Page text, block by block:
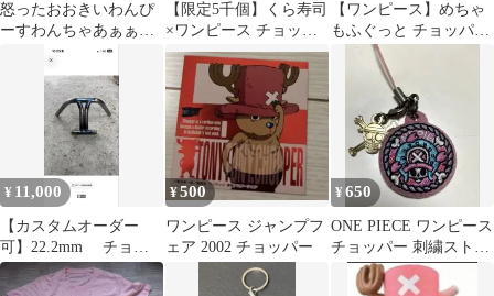
怒ったおおきいわんぴ
ーすわんちゃあぁぁん
チョッパー
【限定5千個】くら寿司
×ワンピース チョッパ
ー フィギュア 非売品
レア
【ワンピース】めちゃ
もふぐっと チョッパー
ぬいぐるみ・ROUND1
限定カラー
¥ 11,000
【カスタムオーダー
可】22.2mm チョッ
パーカブ スチール
未塗装
¥500
ワンピース ジャンプフ
ェア 2002 チョッパー
¥650
ONE PIECE ワンピース
チョッパー 刺繍ストラ
ップ チャーム付き